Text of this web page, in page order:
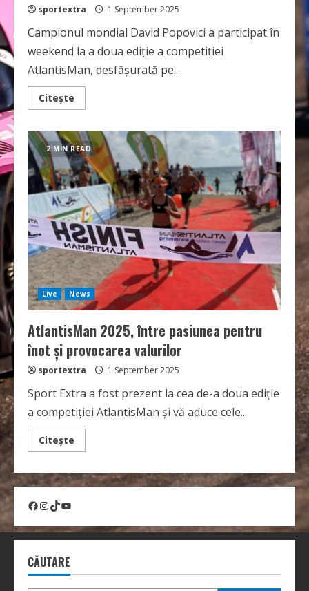
sportextra 1 September 2025
Campionul mondial David Popovici a participat în
weekend la a doua ediție a competiției
AtlantisMan, desfășurată pe...
Citește
more
Popovici
la
AtlantisMan
2025
2 MIN READ
Live News
AtlantisMan 2025, între pasiunea pentru
înot și provocarea valurilor
sportextra 1 September 2025
Sport Extra a fost prezent la cea de-a doua ediție
a competiției AtlantisMan și vă aduce cele...
Citește
more
2025,
între
și
provocarea
Facebook
Instagram
TikTokYouTube
CĂUTARE